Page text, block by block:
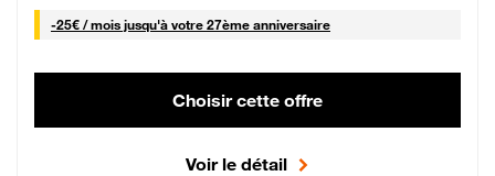
-25€ / mois25 € par mois
jusqu'à votre 27ème anniversaire
Choisir cette offre
Voir le détail